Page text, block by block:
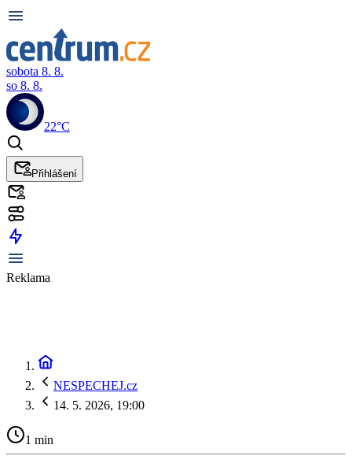
sobota 8. 8.
so 8. 8.
22°C
Přihlášení
Reklama
NESPECHEJ.cz
14. 5. 2026, 19:00
1 min